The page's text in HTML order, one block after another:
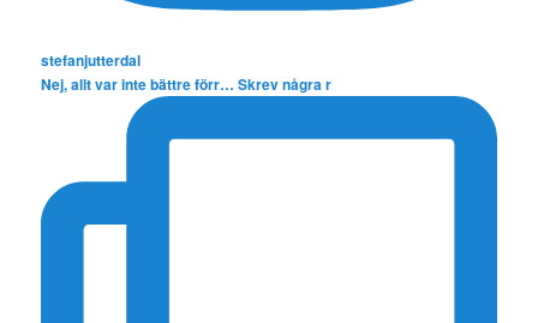
stefanjutterdal
Nej, allt var inte bättre förr… Skrev några r